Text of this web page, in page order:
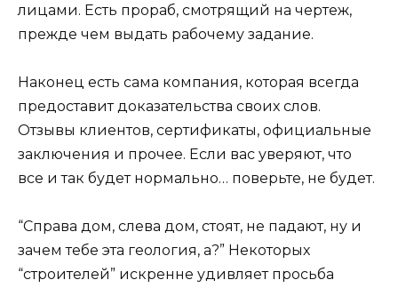
лицами. Есть прораб, смотрящий на чертеж,
прежде чем выдать рабочему задание.
Наконец есть сама компания, которая всегда
предоставит доказательства своих слов.
Отзывы клиентов, сертификаты, официальные
заключения и прочее. Если вас уверяют, что
все и так будет нормально… поверьте, не будет.
“Справа дом, слева дом, стоят, не падают, ну и
зачем тебе эта геология, а?” Некоторых
“строителей” искренне удивляет просьба